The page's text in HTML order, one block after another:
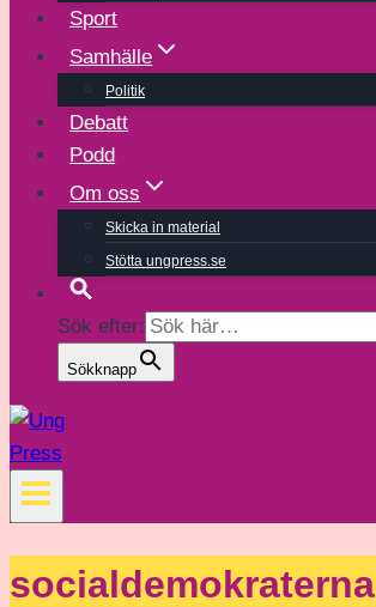
Sport
Samhälle
Politik
Debatt
Podd
Om oss
Skicka in material
Stötta ungpress.se
Sök efter:
Sökknapp
socialdemokraterna